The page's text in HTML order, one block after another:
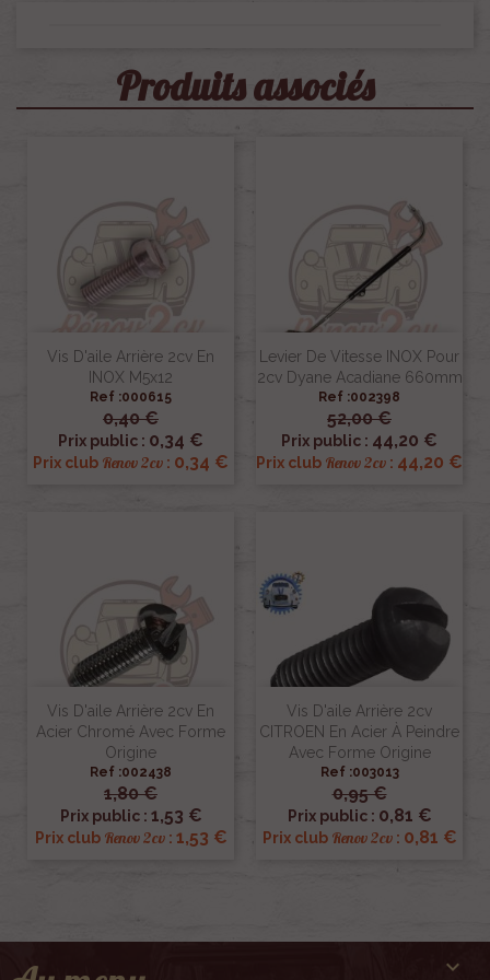
Produits associés
Vis D'aile Arrière 2cv En
INOX M5x12
Ref :000615
0,40 €
Prix public : 0,34 €
Prix club Renov 2cv : 0,34 €
Levier De Vitesse INOX Pour
2cv Dyane Acadiane 660mm
Ref :002398
52,00 €
Prix public : 44,20 €
Prix club Renov 2cv : 44,20 €
Vis D'aile Arrière 2cv En
Acier Chromé Avec Forme
Origine
Ref :002438
1,80 €
Prix public : 1,53 €
Prix club Renov 2cv: 1,53 €
Vis D'aile Arrière 2cv
CITROEN En Acier À Peindre
Avec Forme Origine
Ref :003013
0,95 €
Prix public : 0,81 €
Prix club Renov 2cv: 0,81 €
